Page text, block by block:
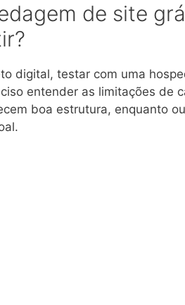
de site
digital, testar com uma
entender as limitações de
boa estrutura, enquanto